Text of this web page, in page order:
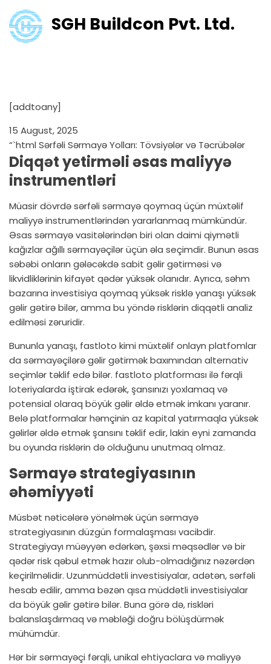
SGH Buildcon Pvt. Ltd.
[addtoany]
15 August, 2025
“`html Sərfəli Sərmayə Yolları: Tövsiyələr və Təcrübələr
Diqqət yetirməli əsas maliyyə
instrumentləri
Müasir dövrdə sərfəli sərmayə qoymaq üçün müxtəlif
maliyyə instrumentlərindən yararlanmaq mümkündür.
Əsas sərmayə vasitələrindən biri olan daimi qiymətli
kağızlar ağıllı sərmayəçilər üçün əla seçimdir. Bunun əsas
səbəbi onların gələcəkdə sabit gəlir gətirməsi və
likvidliklərinin kifayət qədər yüksək olanıdır. Ayrıca, səhm
bazarına investisiya qoymaq yüksək risklə yanaşı yüksək
gəlir gətirə bilər, amma bu yöndə risklərin diqqətli analiz
edilməsi zəruridir.
Bununla yanaşı, fastloto kimi müxtəlif onlayn platfomlar
da sərmayəçilərə gəlir gətirmək baxımından alternativ
seçimlər təklif edə bilər. fastloto platforması ilə fərqli
loteriyalarda iştirak edərək, şansınızı yoxlamaq və
potensial olaraq böyük gəlir əldə etmək imkanı yaranır.
Belə platformalar həmçinin az kapital yatırmaqla yüksək
gəlirlər əldə etmək şansını təklif edir, lakin eyni zamanda
bu oyunda risklərin də olduğunu unutmaq olmaz.
Sərmayə strategiyasının
əhəmiyyəti
Müsbət nəticələrə yönəlmək üçün sərmayə
strategiyasının düzgün formalaşması vacibdir.
Strategiyayı müəyyən edərkən, şəxsi məqsədlər və bir
qədər risk qəbul etmək hazır olub-olmadığınız nəzərdən
keçirilməlidir. Uzunmüddətli investisiyalar, adətən, sərfəli
hesab edilir, amma bəzən qısa müddətli investisiyalar
da böyük gəlir gətirə bilər. Buna görə də, riskləri
balanslaşdırmaq və məbləği doğru bölüşdürmək
mühümdür.
Hər bir sərmayəçi fərqli, unikal ehtiyaclara və maliyyə